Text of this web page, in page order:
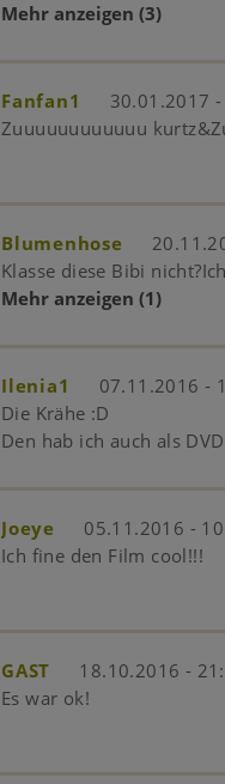
Mehr anzeigen (3)
Fanfan1
30.01.2017
Zuuuuuuuuuuuu
Blumenhose
Klasse diese Bibi
Mehr anzeigen (1)
Ilenia1
07.11.2016 -
Die Krähe :D
Den hab ich auch als
Joeye
05.11.2016 -
Ich fine den Film cool!!!
GAST
18.10.2016 -
Es war ok!